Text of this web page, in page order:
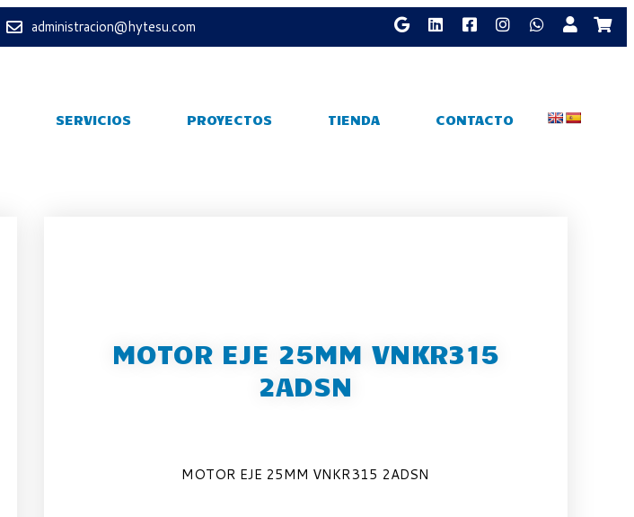
administracion@hytesu.com
SERVICIOS PROYECTOS TIENDA CONTACTO
MOTOR EJE 25MM VNKR315
2ADSN
MOTOR EJE 25MM VNKR315 2ADSN